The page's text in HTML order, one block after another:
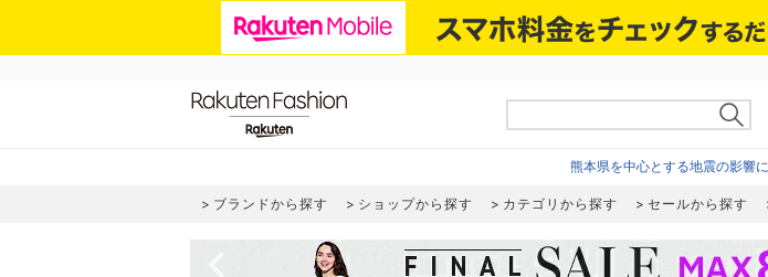
熊本県を中心とする地震の影響
ブランドから探す ショップから探す カテゴリから探す セールから探す